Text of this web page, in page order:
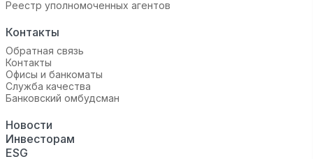
Реестр уполномоченных агентов
Контакты
Обратная связь
Контакты
Офисы и банкоматы
Служба качества
Банковский омбудсман
Новости
Инвесторам
ESG